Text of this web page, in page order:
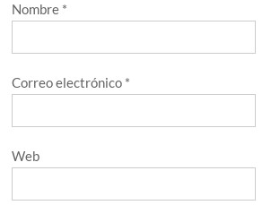
Nombre *
Correo electrónico *
Web